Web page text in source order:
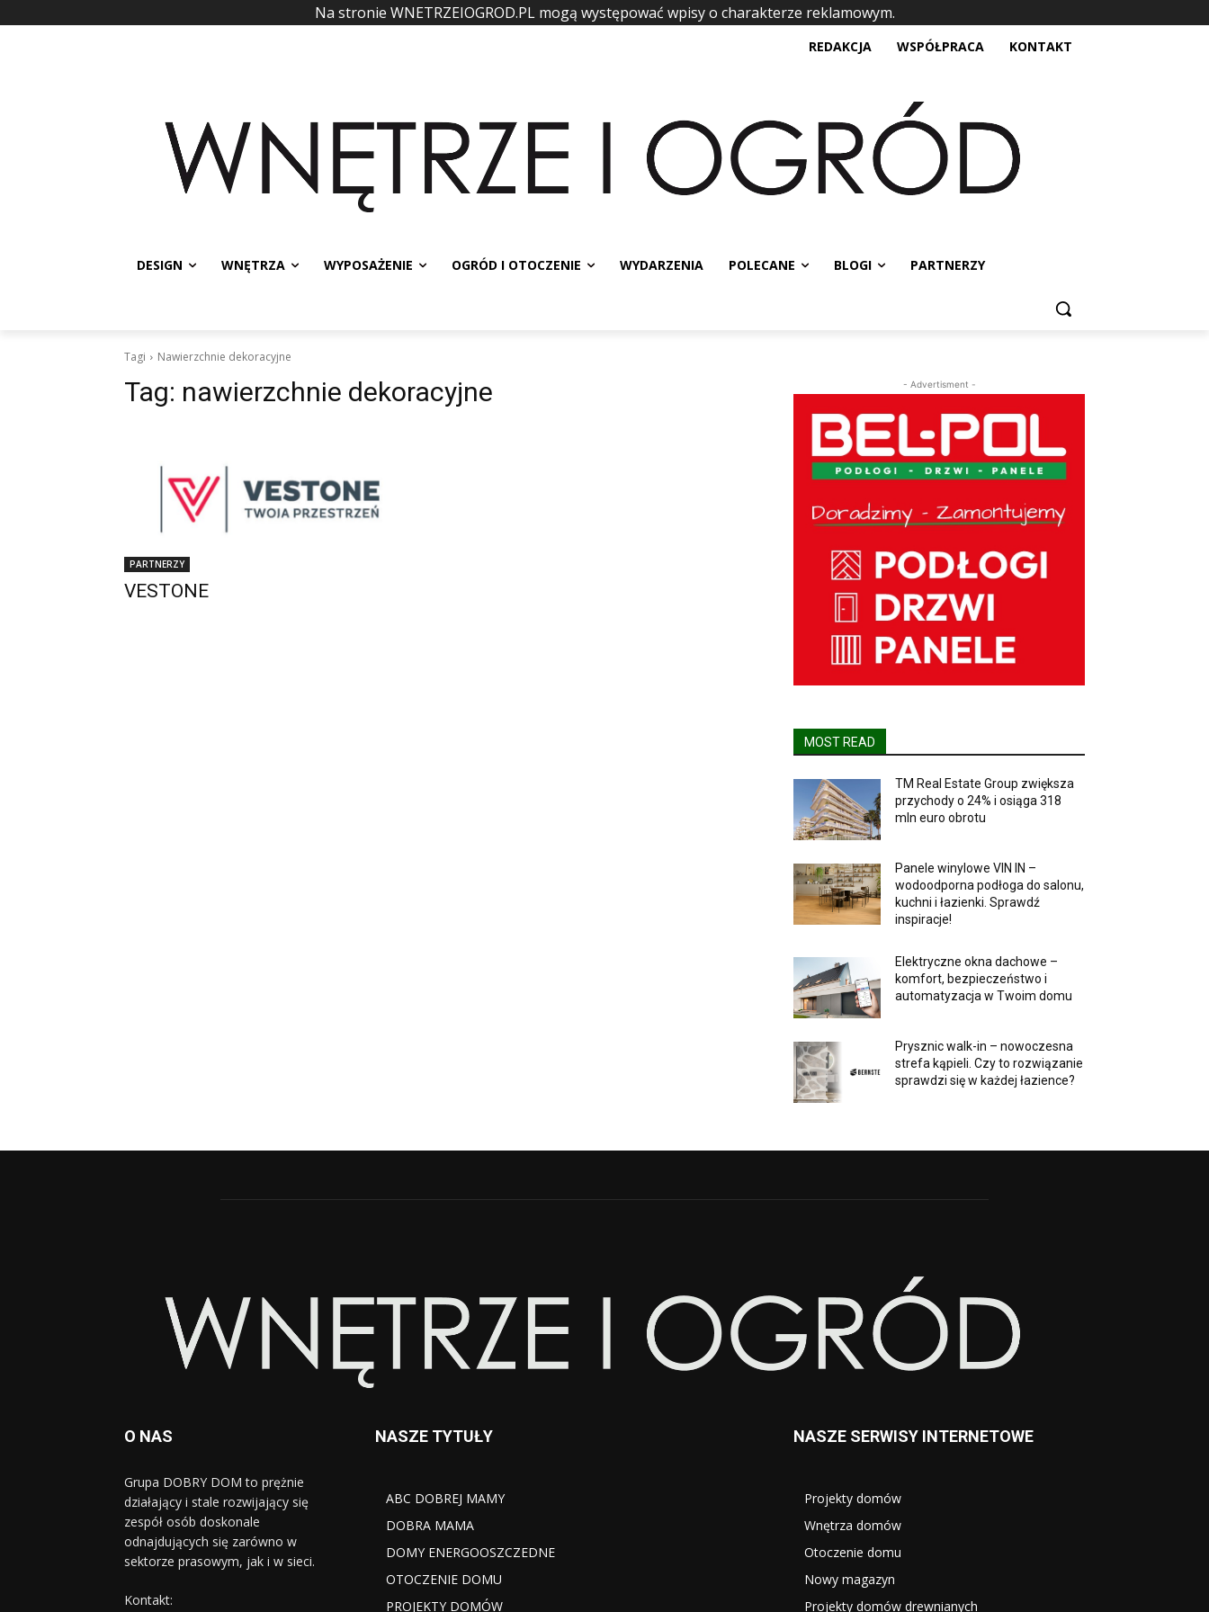
Na stronie WNETRZEIOGROD.PL mogą występować wpisy o charakterze reklamowym.
REDAKCJA WSPÓŁPRACA KONTAKT
DESIGN WNĘTRZA WYPOSAŻENIE OGRÓD I OTOCZENIE WYDARZENIA POLECANE BLOGI PARTNERZY
Tagi Nawierzchnie dekoracyjne
Tag: nawierzchnie dekoracyjne
PARTNERZY
VESTONE
- Advertisment -
MOST READ
TM Real Estate Group zwiększa
przychody o 24% i osiąga 318
mln euro obrotu
Panele winylowe VIN IN –
wodoodporna podłoga do salonu,
kuchni i łazienki. Sprawdź
inspiracje!
Elektryczne okna dachowe –
komfort, bezpieczeństwo i
automatyzacja w Twoim domu
Prysznic walk-in – nowoczesna
strefa kąpieli. Czy to rozwiązanie
sprawdzi się w każdej łazience?
O NAS
Grupa DOBRY DOM to prężnie
działający i stale rozwijający się
zespół osób doskonale
odnajdujących się zarówno w
sektorze prasowym, jak i w sieci.
Kontakt:
NASZE TYTUŁY
ABC DOBREJ MAMY
DOBRA MAMA
DOMY ENERGOOSZCZEDNE
OTOCZENIE DOMU
PROJEKTY DOMÓW
NASZE SERWISY INTERNETOWE
Projekty domów
Wnętrza domów
Otoczenie domu
Nowy magazyn
Projekty domów drewnianych